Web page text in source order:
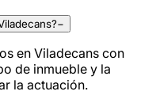
−
en Viladecans con
de inmueble y la
la actuación.